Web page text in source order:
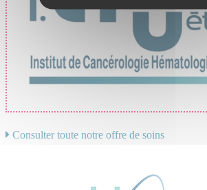
Consulter toute notre offre de soins